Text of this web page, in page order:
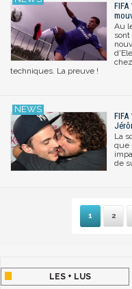
Au
techniques. La preuve !
La
que
de
1 2
LES + LUS